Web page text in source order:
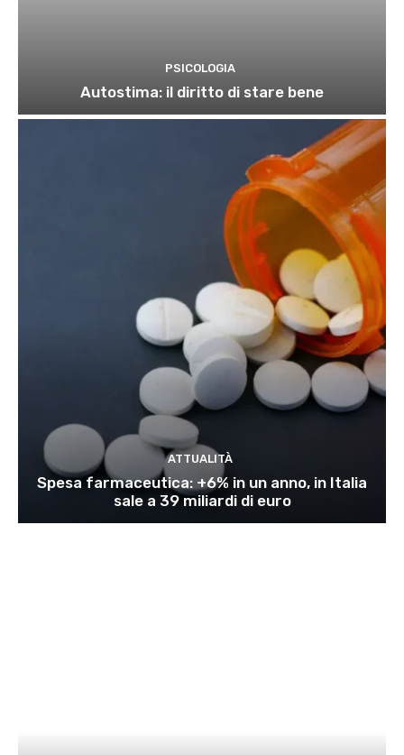
PSICOLOGIA
Autostima: il diritto di stare bene
ATTUALITÀ
Spesa farmaceutica: +6% in un anno, in Italia
sale a 39 miliardi di euro